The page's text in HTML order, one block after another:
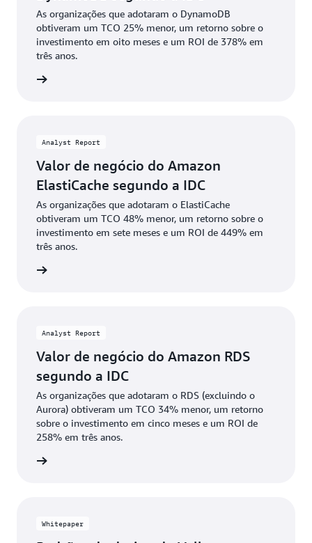
As organizações que adotaram o DynamoDB
obtiveram um TCO 25% menor, um retorno sobre o
investimento em oito meses e um ROI de 378% em
três anos.
Analyst Report
Valor de negócio do Amazon
ElastiCache segundo a IDC
As organizações que adotaram o ElastiCache
obtiveram um TCO 48% menor, um retorno sobre o
investimento em sete meses e um ROI de 449% em
três anos.
Analyst Report
Valor de negócio do Amazon RDS
segundo a IDC
As organizações que adotaram o RDS (excluindo o
Aurora) obtiveram um TCO 34% menor, um retorno
sobre o investimento em cinco meses e um ROI de
258% em três anos.
Whitepaper